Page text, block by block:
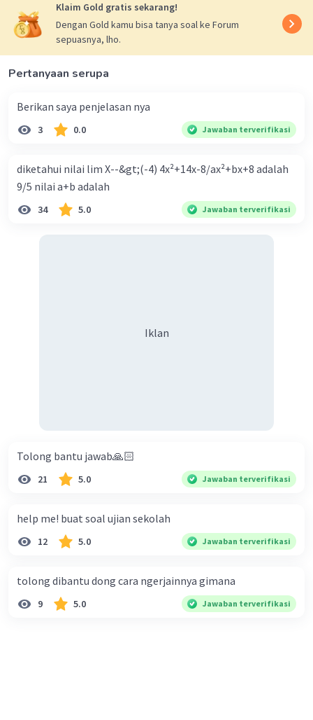
Klaim Gold gratis sekarang!
Dengan Gold kamu bisa tanya soal ke Forum
sepuasnya, lho.
Pertanyaan serupa
Berikan saya penjelasan nya
3 0.0 Jawaban terverifikasi
diketahui nilai lim X--&gt;(-4) 4x²+14x-8/ax²+bx+8 adalah
9/5 nilai a+b adalah
34 5.0 Jawaban terverifikasi
Iklan
Tolong bantu jawab🙏🏻
21 5.0 Jawaban terverifikasi
help me! buat soal ujian sekolah
12 5.0 Jawaban terverifikasi
tolong dibantu dong cara ngerjainnya gimana
9 5.0 Jawaban terverifikasi